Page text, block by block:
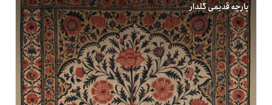
پارچه قدیمی گلدار